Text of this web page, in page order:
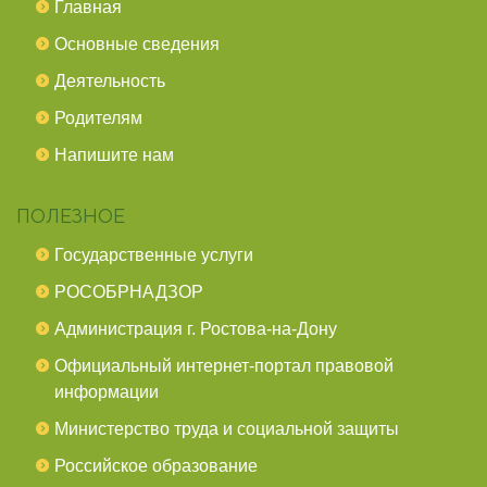
Главная
Основные сведения
Деятельность
Родителям
Напишите нам
ПОЛЕЗНОЕ
Государственные услуги
РОСОБРНАДЗОР
Администрация г. Ростова-на-Дону
Официальный интернет-портал правовой
информации
Министерство труда и социальной защиты
Российское образование